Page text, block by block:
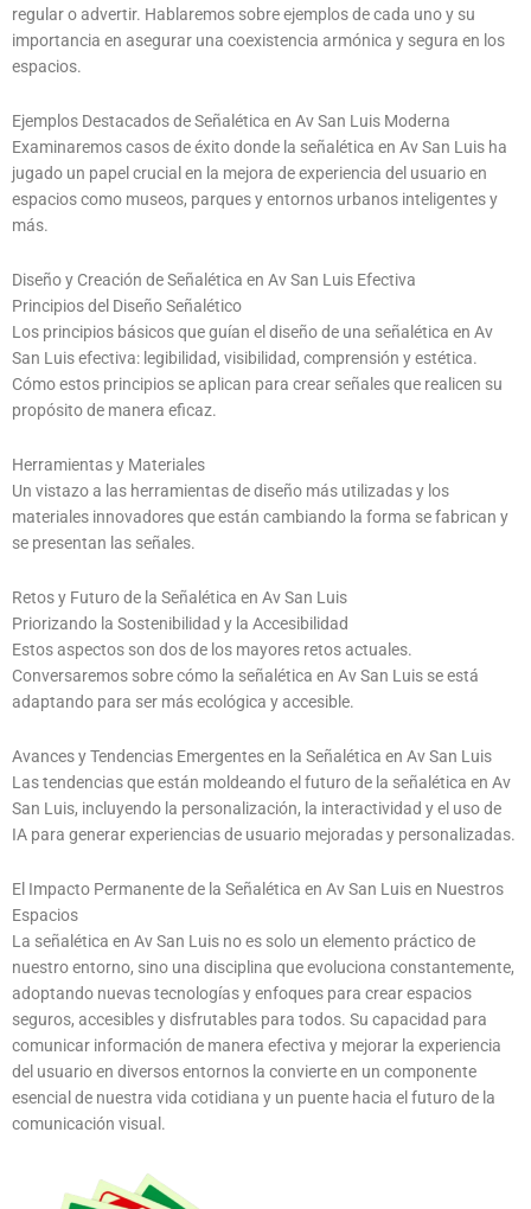
regular o advertir. Hablaremos sobre ejemplos de cada uno y su
importancia en asegurar una coexistencia armónica y segura en los
espacios.
Ejemplos Destacados de Señalética en Av San Luis Moderna
Examinaremos casos de éxito donde la señalética en Av San Luis ha
jugado un papel crucial en la mejora de experiencia del usuario en
espacios como museos, parques y entornos urbanos inteligentes y
más.
Diseño y Creación de Señalética en Av San Luis Efectiva
Principios del Diseño Señalético
Los principios básicos que guían el diseño de una señalética en Av
San Luis efectiva: legibilidad, visibilidad, comprensión y estética.
Cómo estos principios se aplican para crear señales que realicen su
propósito de manera eficaz.
Herramientas y Materiales
Un vistazo a las herramientas de diseño más utilizadas y los
materiales innovadores que están cambiando la forma se fabrican y
se presentan las señales.
Retos y Futuro de la Señalética en Av San Luis
Priorizando la Sostenibilidad y la Accesibilidad
Estos aspectos son dos de los mayores retos actuales.
Conversaremos sobre cómo la señalética en Av San Luis se está
adaptando para ser más ecológica y accesible.
Avances y Tendencias Emergentes en la Señalética en Av San Luis
Las tendencias que están moldeando el futuro de la señalética en Av
San Luis, incluyendo la personalización, la interactividad y el uso de
IA para generar experiencias de usuario mejoradas y personalizadas.
El Impacto Permanente de la Señalética en Av San Luis en Nuestros
Espacios
La señalética en Av San Luis no es solo un elemento práctico de
nuestro entorno, sino una disciplina que evoluciona constantemente,
adoptando nuevas tecnologías y enfoques para crear espacios
seguros, accesibles y disfrutables para todos. Su capacidad para
comunicar información de manera efectiva y mejorar la experiencia
del usuario en diversos entornos la convierte en un componente
esencial de nuestra vida cotidiana y un puente hacia el futuro de la
comunicación visual.